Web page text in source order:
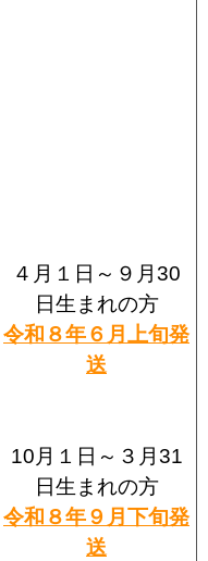
４月１日～９月30
日生まれの方
令和８年６月上旬発
送
10月１日～３月31
日生まれの方
令和８年９月下旬発
送